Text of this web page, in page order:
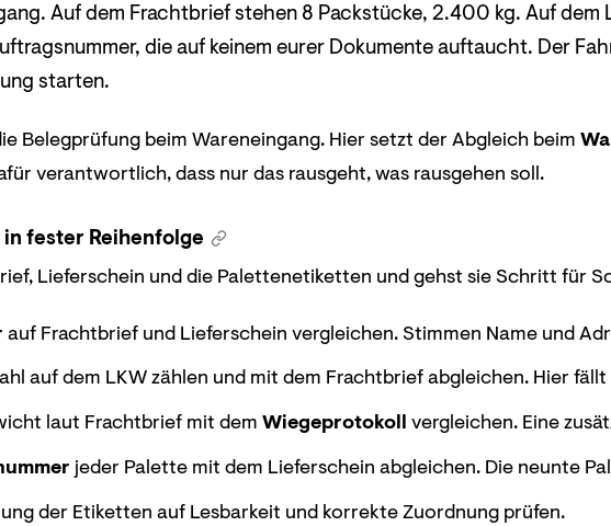
Auf dem Frachtbrief stehen 8 Packstücke, 2.400 kg. Auf dem
die auf keinem eurer Dokumente auftaucht. Der
starten.
Belegprüfung beim Wareneingang. Hier setzt der Abgleich beim
verantwortlich, dass nur das rausgeht, was rausgehen soll.
fester Reihenfolge
Lieferschein und die Palettenetiketten und gehst sie Schritt für
auf Frachtbrief und Lieferschein vergleichen. Stimmen Name und
auf dem LKW zählen und mit dem Frachtbrief abgleichen. Hier
laut Frachtbrief mit demWiegeprotokoll vergleichen. Eine
jeder Palette mit dem Lieferschein abgleichen. Die neunte
der Etiketten auf Lesbarkeit und korrekte Zuordnung prüfen.